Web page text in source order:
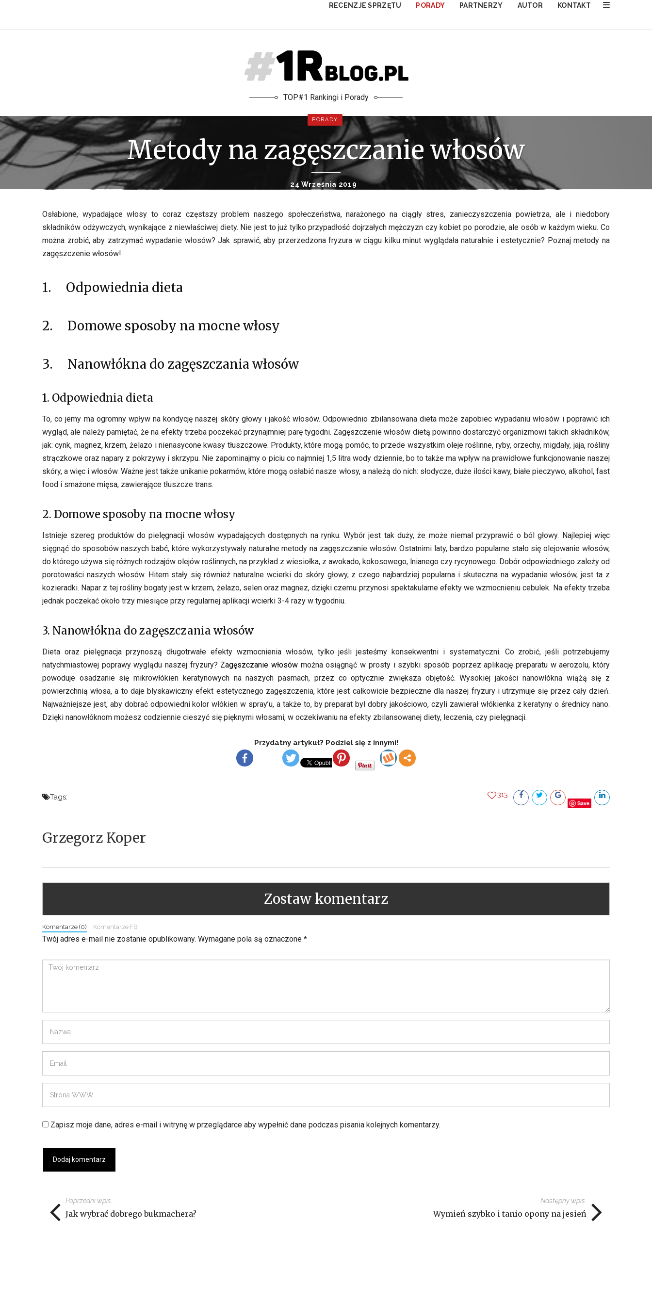
RECENZJE SPRZĘTU PORADY PARTNERZY AUTOR KONTAKT
TOP#1 Rankingi i Porady
PORADY
Metody na zagęszczanie włosów
24 Września 2019
Osłabione, wypadające włosy to coraz częstszy problem naszego społeczeństwa, narażonego na ciągły stres, zanieczyszczenia powietrza, ale i niedobory
składników odżywczych, wynikające z niewłaściwej diety. Nie jest to już tylko przypadłość dojrzałych mężczyzn czy kobiet po porodzie, ale osób w każdym wieku. Co
można zrobić, aby zatrzymać wypadanie włosów? Jak sprawić, aby przerzedzona fryzura w ciągu kilku minut wyglądała naturalnie i estetycznie? Poznaj metody na
zagęszczenie włosów!
1. Odpowiednia dieta
2. Domowe sposoby na mocne włosy
3. Nanowłókna do zagęszczania włosów
1. Odpowiednia dieta
To, co jemy ma ogromny wpływ na kondycję naszej skóry głowy i jakość włosów. Odpowiednio zbilansowana dieta może zapobiec wypadaniu włosów i poprawić ich
wygląd, ale należy pamiętać, że na efekty trzeba poczekać przynajmniej parę tygodni. Zagęszczenie włosów dietą powinno dostarczyć organizmowi takich składników,
jak: cynk, magnez, krzem, żelazo i nienasycone kwasy tłuszczowe. Produkty, które mogą pomóc, to przede wszystkim oleje roślinne, ryby, orzechy, migdały, jaja, rośliny
strączkowe oraz napary z pokrzywy i skrzypu. Nie zapominajmy o piciu co najmniej 1,5 litra wody dziennie, bo to także ma wpływ na prawidłowe funkcjonowanie naszej
skóry, a więc i włosów. Ważne jest także unikanie pokarmów, które mogą osłabić nasze włosy, a należą do nich: słodycze, duże ilości kawy, białe pieczywo, alkohol, fast
food i smażone mięsa, zawierające tłuszcze trans.
2. Domowe sposoby na mocne włosy
Istnieje szereg produktów do pielęgnacji włosów wypadających dostępnych na rynku. Wybór jest tak duży, że może niemal przyprawić o ból głowy. Najlepiej więc
sięgnąć do sposobów naszych babć, które wykorzystywały naturalne metody na zagęszczanie włosów. Ostatnimi laty, bardzo popularne stało się olejowanie włosów,
do którego używa się różnych rodzajów olejów roślinnych, na przykład z wiesiołka, z awokado, kokosowego, lnianego czy rycynowego. Dobór odpowiedniego zależy od
porotowaści naszych włosów. Hitem stały się również naturalne wcierki do skóry głowy, z czego najbardziej popularna i skuteczna na wypadanie włosów, jest ta z
kozieradki. Napar z tej rośliny bogaty jest w krzem, żelazo, selen oraz magnez, dzięki czemu przynosi spektakularne efekty we wzmocnieniu cebulek. Na efekty trzeba
jednak poczekać około trzy miesiące przy regularnej aplikacji wcierki 3-4 razy w tygodniu.
3. Nanowłókna do zagęszczania włosów
Dieta oraz pielęgnacja przynoszą długotrwałe efekty wzmocnienia włosów, tylko jeśli jesteśmy konsekwentni i systematyczni. Co zrobić, jeśli potrzebujemy
natychmiastowej poprawy wyglądu naszej fryzury? Zagęszczanie włosów można osiągnąć w prosty i szybki sposób poprzez aplikację preparatu w aerozolu, który
powoduje osadzanie się mikrowłókien keratynowych na naszych pasmach, przez co optycznie zwiększa objętość. Wysokiej jakości nanowłókna wiążą się z
powierzchnią włosa, a to daje błyskawiczny efekt estetycznego zagęszczenia, które jest całkowicie bezpieczne dla naszej fryzury i utrzymuje się przez cały dzień.
Najważniejsze jest, aby dobrać odpowiedni kolor włókien w spray’u, a także to, by preparat był dobry jakościowo, czyli zawierał włókienka z keratyny o średnicy nano.
Dzięki nanowłóknom możesz codziennie cieszyć się pięknymi włosami, w oczekiwaniu na efekty zbilansowanej diety, leczenia, czy pielęgnacji.
Przydatny artykuł? Podziel się z innymi!
Tags: 313
Save
Grzegorz Koper
Zostaw komentarz
Komentarze (0) Komentarze FB
Twój adres e-mail nie zostanie opublikowany. Wymagane pola są oznaczone *
Zapisz moje dane, adres e-mail i witrynę w przeglądarce aby wypełnić dane podczas pisania kolejnych komentarzy.
Poprzedni wpis
Jak wybrać dobrego bukmachera?
Następny wpis
Wymień szybko i tanio opony na jesień